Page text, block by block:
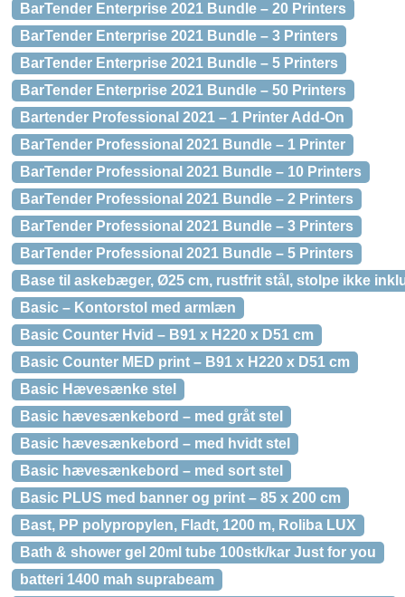
BarTender Enterprise 2021 Bundle – 20 Printers
BarTender Enterprise 2021 Bundle – 3 Printers
BarTender Enterprise 2021 Bundle – 5 Printers
BarTender Enterprise 2021 Bundle – 50 Printers
Bartender Professional 2021 – 1 Printer Add-On
BarTender Professional 2021 Bundle – 1 Printer
BarTender Professional 2021 Bundle – 10 Printers
BarTender Professional 2021 Bundle – 2 Printers
BarTender Professional 2021 Bundle – 3 Printers
BarTender Professional 2021 Bundle – 5 Printers
Base til askebæger, Ø25 cm, rustfrit stål, stolpe ikke
Basic – Kontorstol med armlæn
Basic Counter Hvid – B91 x H220 x D51 cm
Basic Counter MED print – B91 x H220 x D51 cm
Basic Hævesænke stel
Basic hævesænkebord – med gråt stel
Basic hævesænkebord – med hvidt stel
Basic hævesænkebord – med sort stel
Basic PLUS med banner og print – 85 x 200 cm
Bast, PP polypropylen, Fladt, 1200 m, Roliba LUX
Bath & shower gel 20ml tube 100stk/kar Just for you
batteri 1400 mah suprabeam